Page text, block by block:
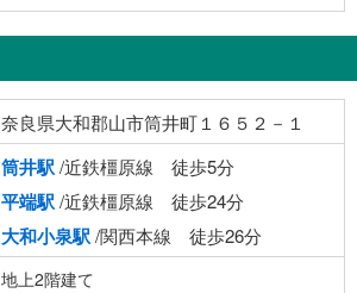
奈良県大和郡山市筒井町１６５２－１
筒井駅/近鉄橿原線 徒歩5分
平端駅/近鉄橿原線 徒歩24分
大和小泉駅/関西本線 徒歩26分
地上2階建て